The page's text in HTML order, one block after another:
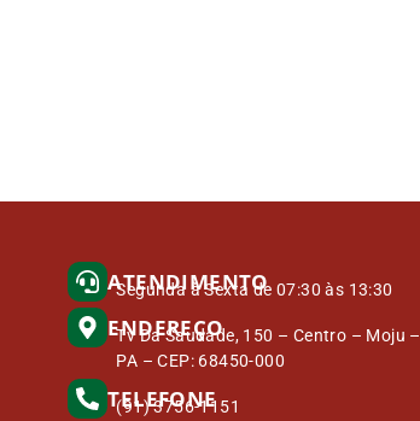
ATENDIMENTO
Segunda à Sexta de 07:30 às 13:30
ENDEREÇO
Tv Da Saudade, 150 – Centro – Moju –
PA – CEP: 68450-000
TELEFONE
(91) 3756-1151